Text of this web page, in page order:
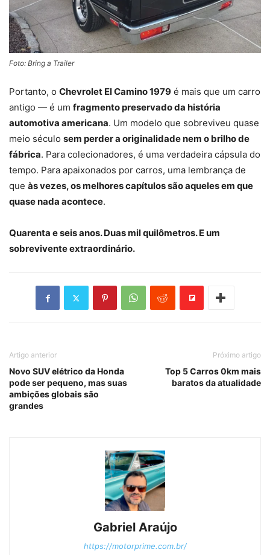
Foto: Bring a Trailer
Portanto, o Chevrolet El Camino 1979 é mais que um carro
antigo — é um fragmento preservado da história
automotiva americana. Um modelo que sobreviveu quase
meio século sem perder a originalidade nem o brilho de
fábrica. Para colecionadores, é uma verdadeira cápsula do
tempo. Para apaixonados por carros, uma lembrança de
que às vezes, os melhores capítulos são aqueles em que
quase nada acontece.
Quarenta e seis anos. Duas mil quilômetros. E um
sobrevivente extraordinário.
Artigo anterior
Novo SUV elétrico da Honda
pode ser pequeno, mas suas
ambições globais são
grandes
Próximo artigo
Top 5 Carros 0km mais
baratos da atualidade
Gabriel Araújo
https://motorprime.com.br/